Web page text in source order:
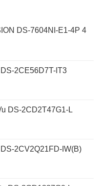
DS-7604NI-E1-4P 4
2CE56D7T-IT3
DS-2CD2T47G1-L
2CV2Q21FD-IW(B)